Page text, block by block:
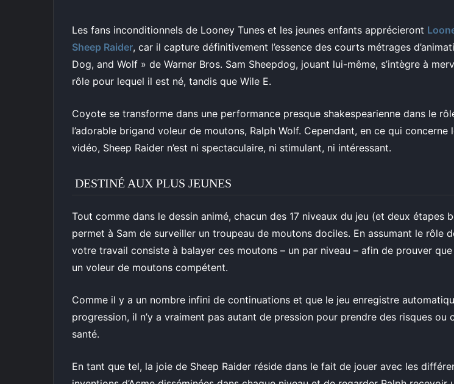
Les fans inconditionnels de Looney Tunes et les jeunes enfants apprécieront
Sheep Raider, car il capture définitivement l’essence des courts métrages
Dog, and Wolf » de Warner Bros. Sam Sheepdog, jouant lui-même, s’intègre à
rôle pour lequel il est né, tandis que Wile E.
Coyote se transforme dans une performance presque shakespearienne dans le
l’adorable brigand voleur de moutons, Ralph Wolf. Cependant, en ce qui concerne
vidéo, Sheep Raider n’est ni spectaculaire, ni stimulant, ni intéressant.
DESTINÉ AUX PLUS JEUNES
Tout comme dans le dessin animé, chacun des 17 niveaux du jeu (et deux étapes
permet à Sam de surveiller un troupeau de moutons dociles. En assumant le rôle
votre travail consiste à balayer ces moutons – un par niveau – afin de prouver
un voleur de moutons compétent.
Comme il y a un nombre infini de continuations et que le jeu enregistre
progression, il n’y a vraiment pas autant de pression pour prendre des risques ou
santé.
En tant que tel, la joie de Sheep Raider réside dans le fait de jouer avec les